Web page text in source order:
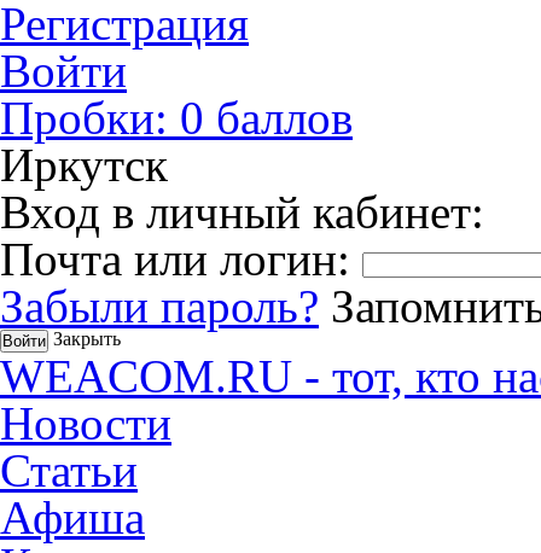
Регистрация
Войти
Пробки: 0 баллов
Иркутск
Вход в личный кабинет:
Почта или логин:
Забыли пароль?
Закрыть
WEACOM.RU - тот, кто
Новости
Статьи
Афиша